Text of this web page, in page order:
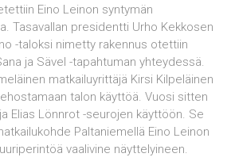
Eino Leinon syntymän
Tasavallan presidentti Urho Kekkosen
-taloksi nimetty rakennus otettiin
ja Sävel -tapahtuman yhteydessä.
matkailuyrittäjä Kirsi Kilpeläinen
talon käyttöä. Vuosi sitten
Elias Lönnrot -seurojen käyttöön. Se
Paltaniemellä Eino Leinon
vaalivine näyttelyineen.